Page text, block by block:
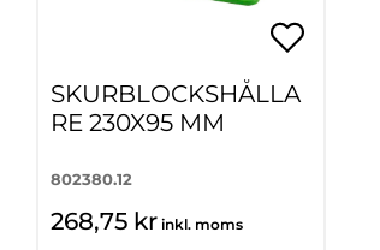
SKURBLOCKSHÅLLA
RE 230X95 MM
802380.12
268,75 kr inkl. moms